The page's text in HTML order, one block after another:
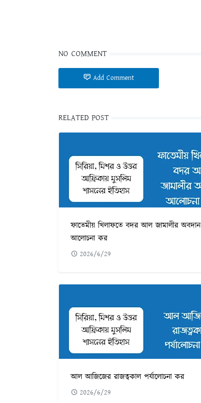
NO COMMENT
Add Comment
RELATED POST
ফাতেমীয় খিলাফতে বদর আল জামালীর অবদান
আলোচনা কর
2026/6/29
আল আজিজের রাজত্বকাল পর্যালোচনা কর
2026/6/29